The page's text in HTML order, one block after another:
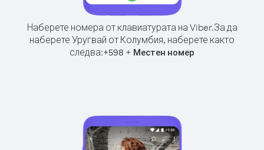
Наберете номера от клавиатурата на Viber.За да
наберете Уругвай от Колумбия, наберете както
следва:+598 + Местен номер